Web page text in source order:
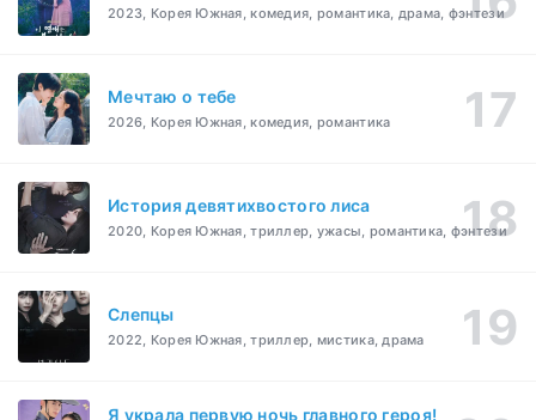
2023, Корея Южная, комедия, романтика, драма, фэнтези
Мечтаю о тебе
2026, Корея Южная, комедия, романтика
История девятихвостого лиса
2020, Корея Южная, триллер, ужасы, романтика, фэнтези
Слепцы
2022, Корея Южная, триллер, мистика, драма
Я украла первую ночь главного героя!